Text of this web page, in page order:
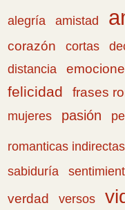
alegría amistad
corazón
cortas
distancia
felicidad frases
mujeres
pasión
romanticas indirectas
sabiduría
verdad
versos